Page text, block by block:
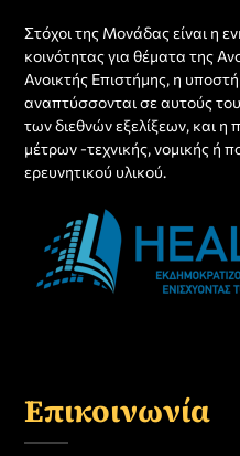
Στόχοι της Μονάδας είναι η
κοινότητας για θέματα της
Ανοικτής Επιστήμης, η
αναπτύσσονται σε αυτούς
των διεθνών εξελίξεων, και
μέτρων -τεχνικής, νομικής ή
ερευνητικού υλικού.
Επικοινωνία